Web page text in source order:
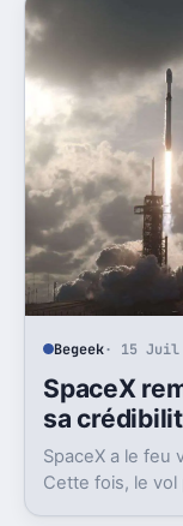
Begeek· 15 Juil
SpaceX
sa
SpaceX a le feu
Cette fois, le vol